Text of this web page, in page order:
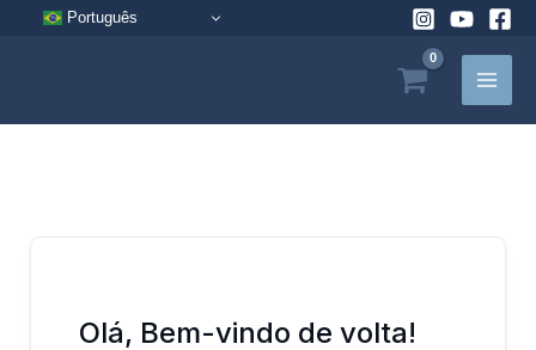
Pular
Português
Olá, Bem-vindo de volta!